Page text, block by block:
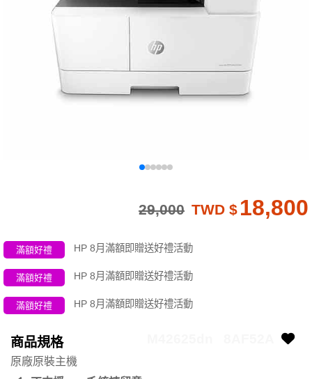
18,800
TWD $
29,000
滿額好禮 HP 8月滿額即贈送好禮活動
滿額好禮 HP 8月滿額即贈送好禮活動
滿額好禮 HP 8月滿額即贈送好禮活動
商品規格
原廠原裝主機